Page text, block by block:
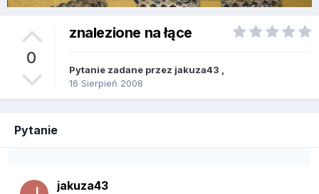
0
znalezione na łące
Pytanie zadane przez jakuza43
16 Sierpień 2008
Pytanie
jakuza43